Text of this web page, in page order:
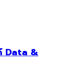
Data &